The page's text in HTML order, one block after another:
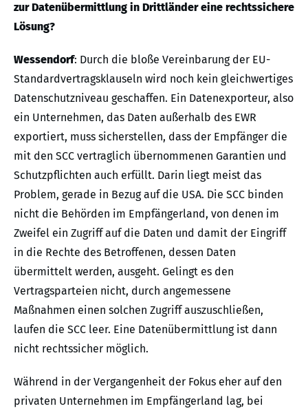
zur Datenübermittlung in Drittländer eine rechtssichere
Lösung?
Wessendorf: Durch die bloße Vereinbarung der EU-
Standardvertragsklauseln wird noch kein gleichwertiges
Datenschutzniveau geschaffen. Ein Datenexporteur, also
ein Unternehmen, das Daten außerhalb des EWR
exportiert, muss sicherstellen, dass der Empfänger die
mit den SCC vertraglich übernommenen Garantien und
Schutzpflichten auch erfüllt. Darin liegt meist das
Problem, gerade in Bezug auf die USA. Die SCC binden
nicht die Behörden im Empfängerland, von denen im
Zweifel ein Zugriff auf die Daten und damit der Eingriff
in die Rechte des Betroffenen, dessen Daten
übermittelt werden, ausgeht. Gelingt es den
Vertragsparteien nicht, durch angemessene
Maßnahmen einen solchen Zugriff auszuschließen,
laufen die SCC leer. Eine Datenübermittlung ist dann
nicht rechtssicher möglich.
Während in der Vergangenheit der Fokus eher auf den
privaten Unternehmen im Empfängerland lag, bei